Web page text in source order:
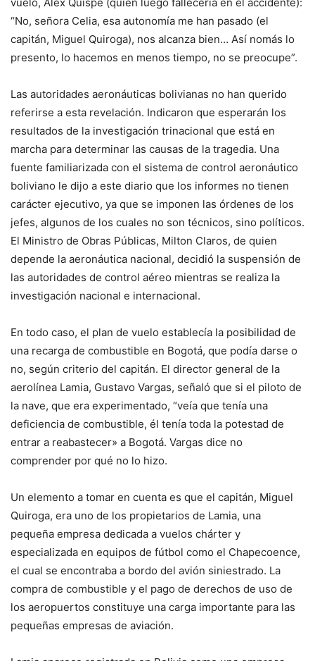
vuelo, Alex Quispe (quien luego fallecería en el accidente):
“No, señora Celia, esa autonomía me han pasado (el
capitán, Miguel Quiroga), nos alcanza bien… Así nomás lo
presento, lo hacemos en menos tiempo, no se preocupe”.
Las autoridades aeronáuticas bolivianas no han querido
referirse a esta revelación. Indicaron que esperarán los
resultados de la investigación trinacional que está en
marcha para determinar las causas de la tragedia. Una
fuente familiarizada con el sistema de control aeronáutico
boliviano le dijo a este diario que los informes no tienen
carácter ejecutivo, ya que se imponen las órdenes de los
jefes, algunos de los cuales no son técnicos, sino políticos.
El Ministro de Obras Públicas, Milton Claros, de quien
depende la aeronáutica nacional, decidió la suspensión de
las autoridades de control aéreo mientras se realiza la
investigación nacional e internacional.
En todo caso, el plan de vuelo establecía la posibilidad de
una recarga de combustible en Bogotá, que podía darse o
no, según criterio del capitán. El director general de la
aerolínea Lamia, Gustavo Vargas, señaló que si el piloto de
la nave, que era experimentado, “veía que tenía una
deficiencia de combustible, él tenía toda la potestad de
entrar a reabastecer» a Bogotá. Vargas dice no
comprender por qué no lo hizo.
Un elemento a tomar en cuenta es que el capitán, Miguel
Quiroga, era uno de los propietarios de Lamia, una
pequeña empresa dedicada a vuelos chárter y
especializada en equipos de fútbol como el Chapecoence,
el cual se encontraba a bordo del avión siniestrado. La
compra de combustible y el pago de derechos de uso de
los aeropuertos constituye una carga importante para las
pequeñas empresas de aviación.